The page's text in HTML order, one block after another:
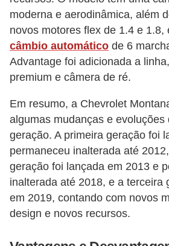
moderna e aerodinâmica, além
novos motores flex de 1.4 e 1.8,
câmbio automático de 6
Advantage foi adicionada a
premium e câmera de ré.
Em resumo, a Chevrolet
algumas mudanças e evoluções
geração. A primeira geração foi
permaneceu inalterada até
geração foi lançada em 2013 e
inalterada até 2018, e a terceira
em 2019, contando com novos
design e novos recursos.
o
r
t
l
t
e
r
n
a
t